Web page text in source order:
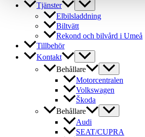
Tjänster
Elbilsladdning
Biltvätt
Rekond och bilvård i Umeå
Tillbehör
Kontakt
Behållare
Motorcentralen
Volkswagen
Škoda
Behållare
Audi
SEAT/CUPRA